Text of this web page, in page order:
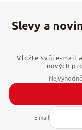
Vložte svůj e-mail
nových
E-mail